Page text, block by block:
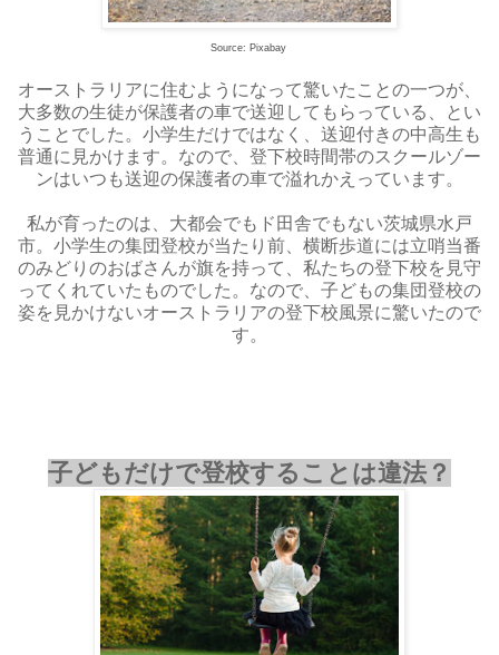
Source: Pixabay
オーストラリアに住むようになって驚いたことの一つが、
大多数の生徒が保護者の車で送迎してもらっている、とい
うことでした。小学生だけではなく、送迎付きの中高生も
普通に見かけます。なので、登下校時間帯のスクールゾー
ンはいつも送迎の保護者の車で溢れかえっています。
私が育ったのは、大都会でもド田舎でもない茨城県水戸
市。小学生の集団登校が当たり前、横断歩道には立哨当番
のみどりのおばさんが旗を持って、私たちの登下校を見守
ってくれていたものでした。なので、子どもの集団登校の
姿を見かけないオーストラリアの登下校風景に驚いたので
す。
子どもだけで登校することは違法？